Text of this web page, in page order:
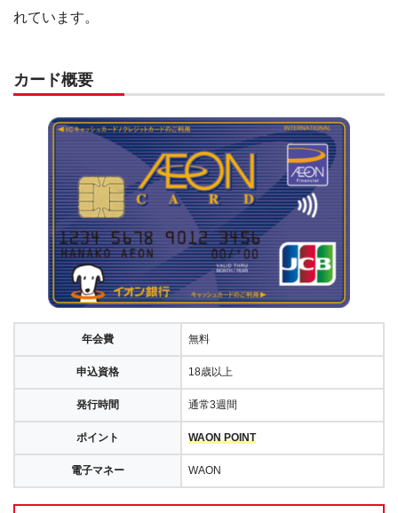
れています。
カード概要
年会費 無料
申込資格 18歳以上
発行時間 通常3週間
ポイント WAON POINT
電子マネー WAON